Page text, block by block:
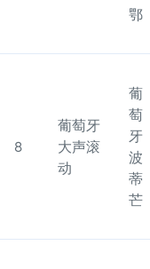
鄂
8
葡萄牙
大声滚
动
葡
萄
牙
波
蒂
芒